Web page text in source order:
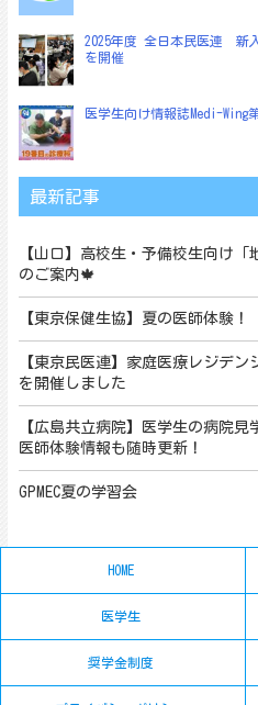
2025年度 全日本民医連 新
を開催
医学生向け情報誌Medi-Wing
最新記事
【山口】高校生・予備校生向け「
のご案内🍁
【東京保健生協】夏の医師体験！
【東京民医連】家庭医療レジデ
を開催しました
【広島共立病院】医学生の病院
医師体験情報も随時更新！
GPMEC夏の学習会
HOME
医学生
奨学金制度